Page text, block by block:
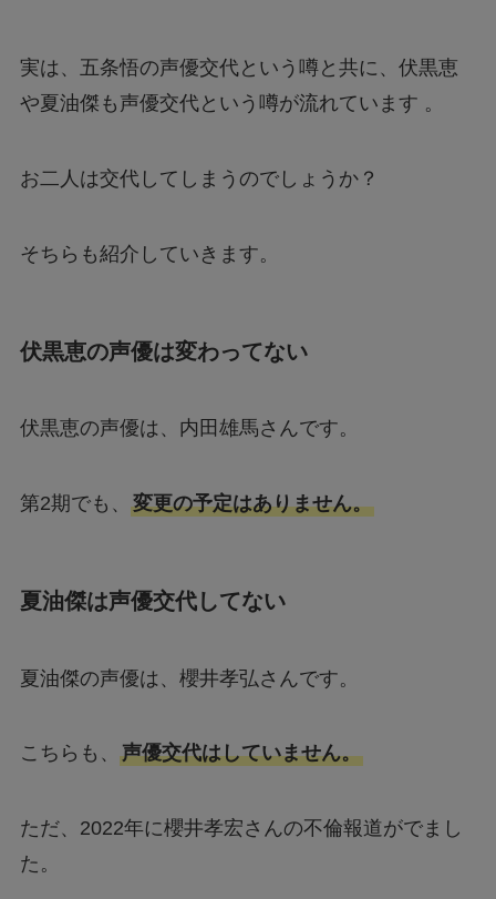
実は、五条悟の声優交代という噂と共に、伏黒恵
や夏油傑も声優交代という噂が流れています 。
お二人は交代してしまうのでしょうか？
そちらも紹介していきます。
伏黒恵の声優は変わってない
伏黒恵の声優は、内田雄馬さんです。
第2期でも、 変更の予定はありません。
夏油傑は声優交代してない
夏油傑の声優は、櫻井孝弘さんです。
こちらも、 声優交代はしていません。
ただ、2022年に櫻井孝宏さんの不倫報道がでまし
た。